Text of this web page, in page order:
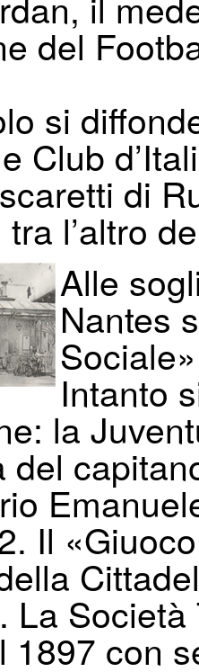
del
si
Club
di
l’altro
Alle
Nantes
Intanto
la
del
Il
La
1897 con